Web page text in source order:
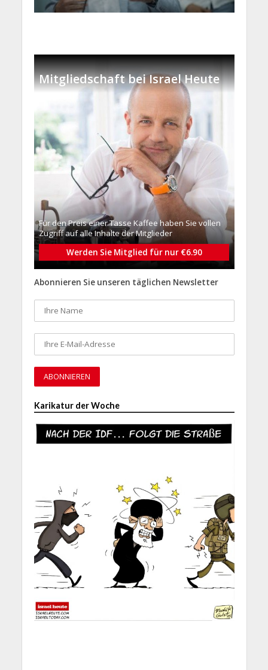
Mitgliedschaft bei Israel Heute
Für den Preis einer Tasse Kaffee haben Sie vollen
Zugriff auf alle Inhalte der Mitglieder
Werden Sie Mitglied für nur €6.90
Abonnieren Sie unseren täglichen Newsletter
Karikatur der Woche